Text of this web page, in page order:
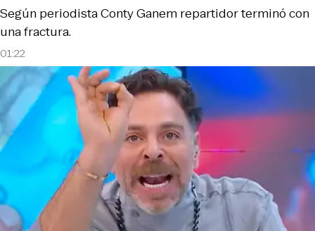
01:22
Según periodista Conty Ganem repartidor terminó con
una fractura.